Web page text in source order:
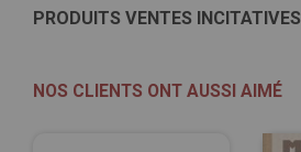
PRODUITS VENTES INCITATIVES
NOS CLIENTS ONT AUSSI AIMÉ